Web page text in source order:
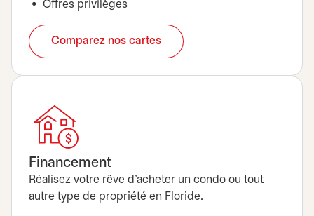
Offres privilèges
Comparez nos cartes
Financement
Réalisez votre rêve d’acheter un condo ou tout
autre type de propriété en Floride.